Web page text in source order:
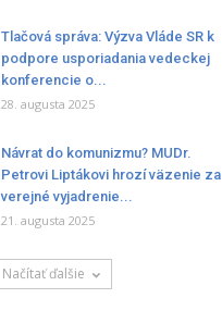
Tlačová správa: Výzva Vláde SR k
podpore usporiadania vedeckej
konferencie o...
28. augusta 2025
Návrat do komunizmu? MUDr.
Petrovi Liptákovi hrozí väzenie za
verejné vyjadrenie...
21. augusta 2025
Načítať ďalšie